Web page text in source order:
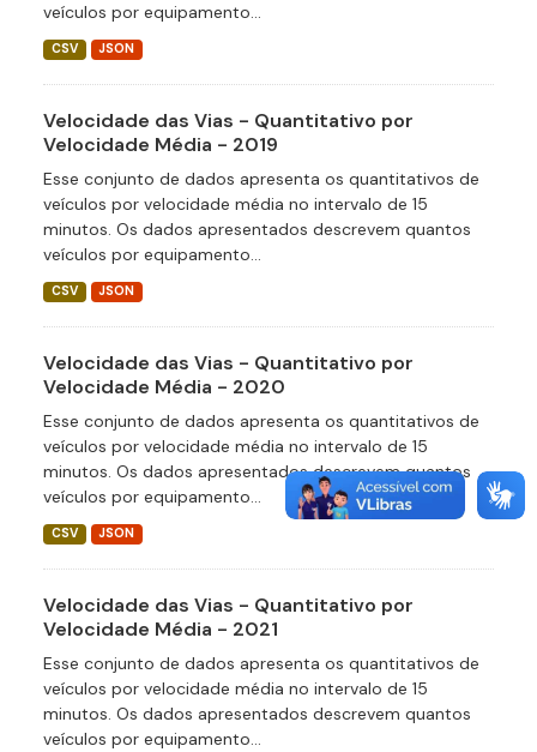
veículos por equipamento...
CSV JSON
Velocidade das Vias - Quantitativo por
Velocidade Média - 2019
Esse conjunto de dados apresenta os quantitativos de
veículos por velocidade média no intervalo de 15
minutos. Os dados apresentados descrevem quantos
veículos por equipamento...
CSV JSON
Velocidade das Vias - Quantitativo por
Velocidade Média - 2020
Esse conjunto de dados apresenta os quantitativos de
veículos por velocidade média no intervalo de 15
minutos. Os dados apresentados descrevem quantos
veículos por equipamento...
CSV JSON
Velocidade das Vias - Quantitativo por
Velocidade Média - 2021
Esse conjunto de dados apresenta os quantitativos de
veículos por velocidade média no intervalo de 15
minutos. Os dados apresentados descrevem quantos
veículos por equipamento...